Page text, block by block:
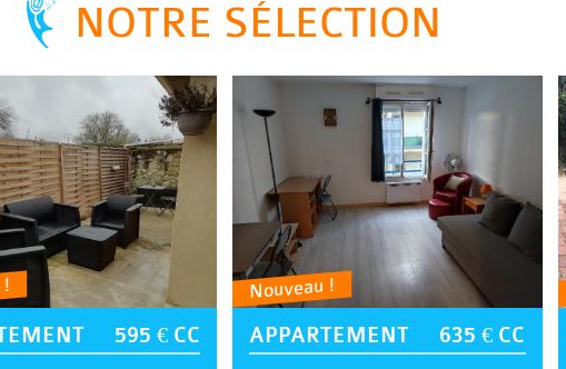
NOTRE SÉLECTION
595 € CC
Nouveau !
APPARTEMENT 635 € CC